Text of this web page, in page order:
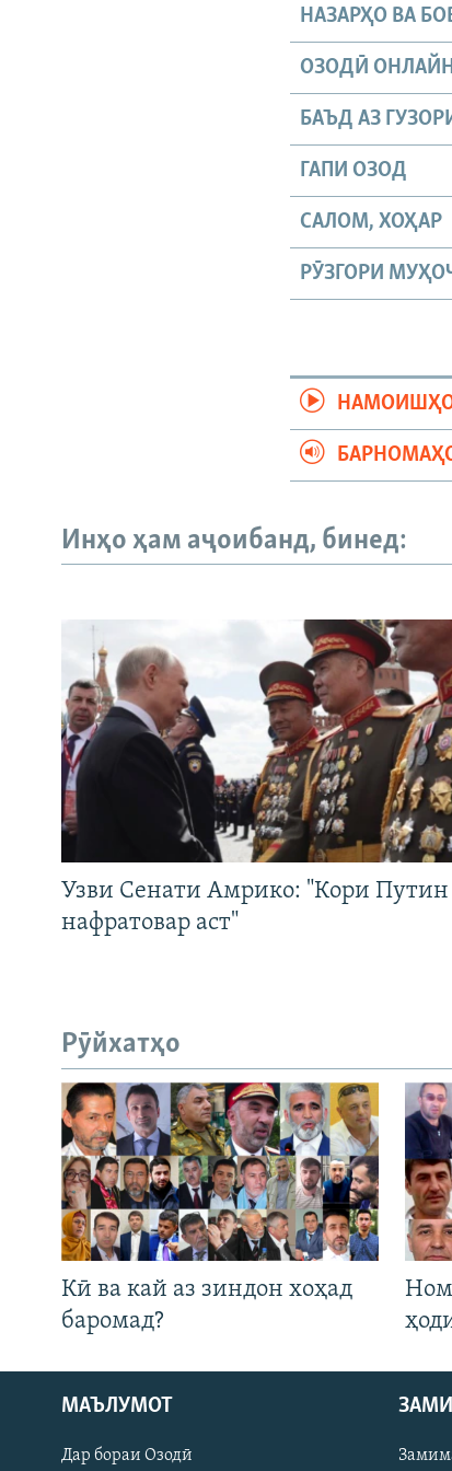
Русский
ПАЙГИРӢ КУНЕД
НАЗАРҲО ВА
ОЗОДӢ ОНЛАЙН
БАЪД АЗ
ГАПИ ОЗОД
САЛОМ, ХОҲАР
РӮЗГОРИ
Инҳо ҳам аҷоибанд, бинед:
Узви Сенати Амрико: "Кори Путин
нафратовар аст"
Рӯйхатҳо
Кӣ ва кай аз зиндон хоҳад
баромад?
Ном
МАЪЛУМОТ
Дар бораи Озодӣ